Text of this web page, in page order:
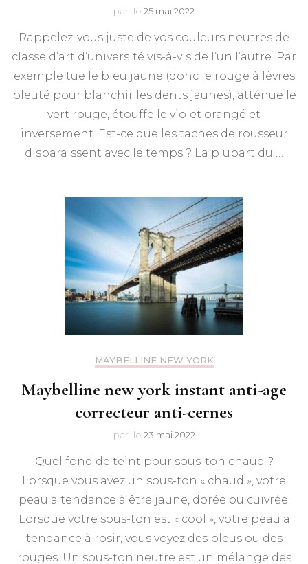
par le 25 mai 2022
Rappelez-vous juste de vos couleurs neutres de
classe d’art d’université vis-à-vis de l’un l’autre. Par
exemple tue le bleu jaune (donc le rouge à lèvres
bleuté pour blanchir les dents jaunes), atténue le
vert rouge, étouffe le violet orangé et
inversement. Est-ce que les taches de rousseur
disparaissent avec le temps ? La plupart du …
MAYBELLINE NEW YORK
Maybelline new york instant anti-age
correcteur anti-cernes
par le 23 mai 2022
Quel fond de teint pour sous-ton chaud ?
Lorsque vous avez un sous-ton « chaud », votre
peau a tendance à être jaune, dorée ou cuivrée.
Lorsque votre sous-ton est « cool », votre peau a
tendance à rosir, vous voyez des bleus ou des
rouges. Un sous-ton neutre est un mélange des